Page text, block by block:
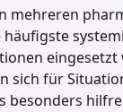
mehreren
sich für
besonders